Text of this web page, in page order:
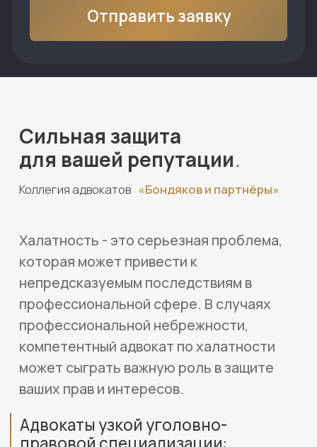
Халатность - это серьезная проблема,
которая может привести к
непредсказуемым последствиям в
Адвокаты узкой уголовно-
правовой специализации:
прокуроры, судьи и следователи
по статье о халатности
лет успешной юридической практики
20+
67
опытных адвокатов, которые работают
по всей России, из них 31 адвокат в Москве.